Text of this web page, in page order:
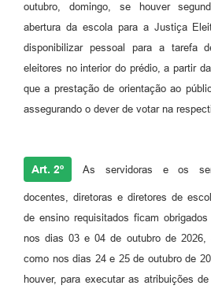
outubro, domingo, se houver
abertura da escola para a Justiça
disponibilizar pessoal para a tarefa
eleitores no interior do prédio, a partir
que a prestação de orientação ao
assegurando o dever de votar na
Art. 2º As servidoras e os
docentes, diretoras e diretores de
de ensino requisitados ficam
nos dias 03 e 04 de outubro de 2026,
como nos dias 24 e 25 de outubro de
houver, para executar as atribuições